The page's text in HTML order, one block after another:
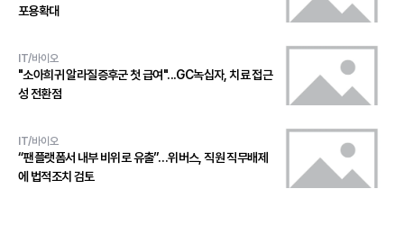
포용확대
IT/바이오
"소아희귀 알라질증후군 첫 급여"...GC녹십자, 치료 접근
성 전환점
IT/바이오
“팬플랫폼서 내부 비위로 유출”…위버스, 직원 직무배제
에 법적조치 검토